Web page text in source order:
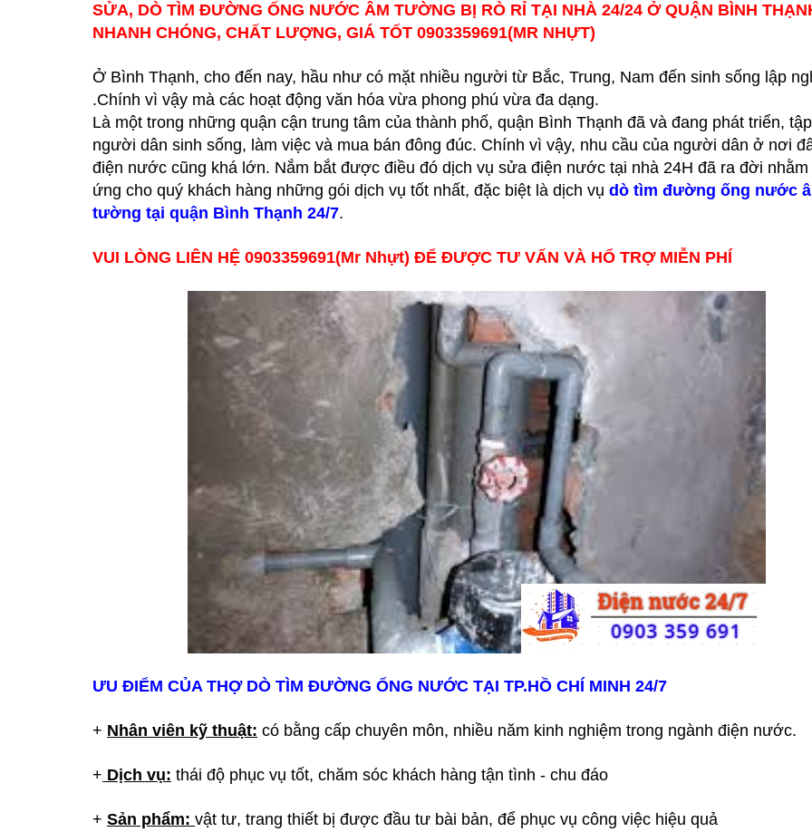
SỬA, DÒ TÌM ĐƯỜNG ỐNG NƯỚC ÂM TƯỜNG BỊ RÒ RỈ TẠI NHÀ 24/24 Ở QUẬN BÌNH
NHANH CHÓNG, CHẤT LƯỢNG, GIÁ TỐT 0903359691(MR NHỰT)
Ở Bình Thạnh, cho đến nay, hầu như có mặt nhiều người từ Bắc, Trung, Nam đến sinh sống lập
.Chính vì vậy mà các hoạt động văn hóa vừa phong phú vừa đa dạng.
Là một trong những quận cận trung tâm của thành phố, quận Bình Thạnh đã và đang phát triển,
người dân sinh sống, làm việc và mua bán đông đúc. Chính vì vậy, nhu cầu của người dân ở nơi
điện nước cũng khá lớn. Nắm bắt được điều đó dịch vụ sửa điện nước tại nhà 24H đã ra đời nhằm
ứng cho quý khách hàng những gói dịch vụ tốt nhất, đặc biệt là dịch vụ dò tìm đường ống nước
tường tại quận Bình Thạnh 24/7.
VUI LÒNG LIÊN HỆ 0903359691(Mr Nhựt) ĐỂ ĐƯỢC TƯ VẤN VÀ HỔ TRỢ MIỄN PHÍ
ƯU ĐIỂM CỦA THỢ DÒ TÌM ĐƯỜNG ỐNG NƯỚC TẠI TP.HỒ CHÍ MINH 24/7
+ Nhân viên kỹ thuật: có bằng cấp chuyên môn, nhiều năm kinh nghiệm trong ngành điện nước.
+ Dịch vụ: thái độ phục vụ tốt, chăm sóc khách hàng tận tình - chu đáo
+ Sản phẩm: vật tư, trang thiết bị được đầu tư bài bản, để phục vụ công việc hiệu quả